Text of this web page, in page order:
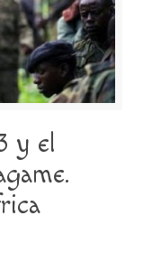
y el